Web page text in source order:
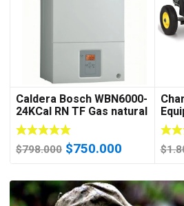
Caldera Bosch WBN6000-
24KCal RN TF Gas natural
(Cámara Estanca)
$798.000 El
original
era:
$750.000
actual
es:
ton
$